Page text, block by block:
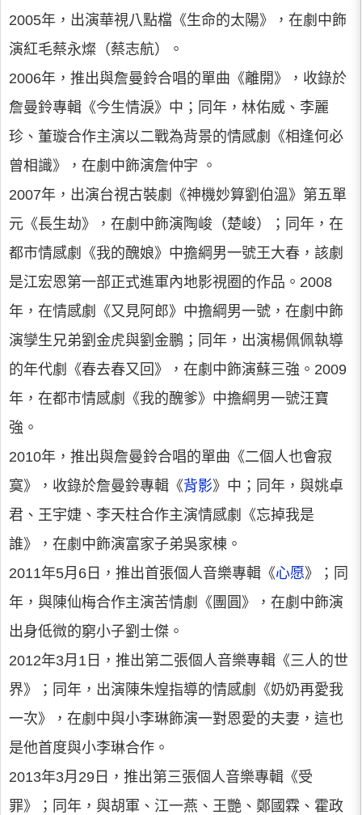
2005年，出演華視八點檔《生命的太陽》，在劇中飾
演紅毛蔡永燦（蔡志航）。
2006年，推出與詹曼鈴合唱的單曲《離開》，收錄於
詹曼鈴專輯《今生情淚》中；同年，林佑威、李麗
珍、董璇合作主演以二戰為背景的情感劇《相逢何必
曾相識》，在劇中飾演詹仲宇 。
2007年，出演台視古裝劇《神機妙算劉伯溫》第五單
元《長生劫》，在劇中飾演陶峻（楚峻）；同年，在
都市情感劇《我的醜娘》中擔綱男一號王大春，該劇
是江宏恩第一部正式進軍內地影視圈的作品。2008
年，在情感劇《又見阿郎》中擔綱男一號，在劇中飾
演孿生兄弟劉金虎與劉金鵬；同年，出演楊佩佩執導
的年代劇《春去春又回》，在劇中飾演蘇三強。2009
年，在都市情感劇《我的醜爹》中擔綱男一號汪寶
強。
2010年，推出與詹曼鈴合唱的單曲《二個人也會寂
寞》，收錄於詹曼鈴專輯《背影》中；同年，與姚卓
君、王宇婕、李天柱合作主演情感劇《忘掉我是
誰》，在劇中飾演富家子弟吳家棟。
2011年5月6日，推出首張個人音樂專輯《心愿》；同
年，與陳仙梅合作主演苦情劇《團圓》，在劇中飾演
出身低微的窮小子劉士傑。
2012年3月1日，推出第二張個人音樂專輯《三人的世
界》；同年，出演陳朱煌指導的情感劇《奶奶再愛我
一次》，在劇中與小李琳飾演一對恩愛的夫妻，這也
是他首度與小李琳合作。
2013年3月29日，推出第三張個人音樂專輯《受
罪》；同年，與胡軍、江一燕、王艷、鄭國霖、霍政